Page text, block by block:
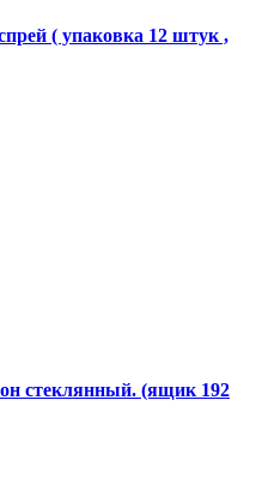
( упаковка 12 штук ,
стеклянный. (ящик 192